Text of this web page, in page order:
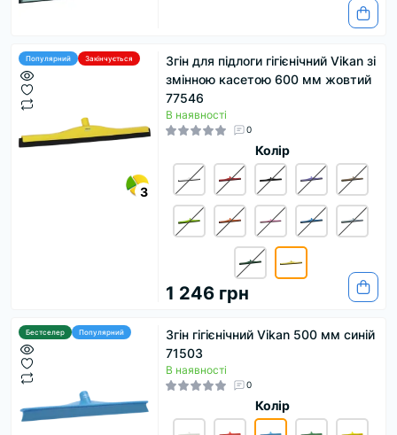
Популярний Закінчується
3
Згін для підлоги гігієнічний Vikan зі
змінною касетою 600 мм жовтий
77546
В наявності
0
Колір
1 246 грн
Бестселер Популярний
Згін гігієнічний Vikan 500 мм синій
71503
В наявності
0
Колір